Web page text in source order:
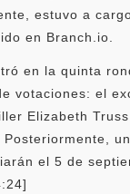
estuvo a
en Branch.io.
en la quinta
votaciones: el
Elizabeth
el 5 de